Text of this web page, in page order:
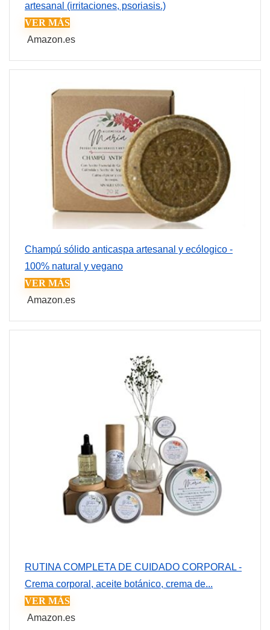
artesanal (irritaciones, psoriasis.)
VER MÁS
Amazon.es
Champú sólido anticaspa artesanal y ecólogico -
100% natural y vegano
VER MÁS
Amazon.es
RUTINA COMPLETA DE CUIDADO CORPORAL -
Crema corporal, aceite botánico, crema de...
VER MÁS
Amazon.es